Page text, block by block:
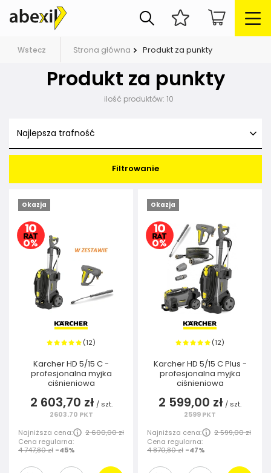
Wstecz Strona główna Produkt za punkty
Produkt za punkty
ilość produktów: 10
Najlepsza trafność
Filtrowanie
Okazja
(12)
Karcher HD 5/15 C -
profesjonalna myjka
ciśnieniowa
2 603,70 zł / szt.
2603.70 PKT
Najniższa cena:
2 600,00 zł
Cena regularna:
4 747,80 zł -45%
Okazja
(12)
Karcher HD 5/15 C Plus -
profesjonalna myjka
ciśnieniowa
2 599,00 zł / szt.
2599PKT
Najniższa cena:
2 599,00 zł
Cena regularna:
4 870,80 zł -47%